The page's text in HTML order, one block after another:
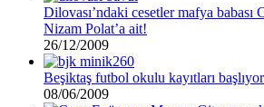
Dilovası’ndaki cesetler mafya babası
Nizam Polat’a ait!
26/12/2009
Beşiktaş futbol okulu kayıtları başlıyor
08/06/2009